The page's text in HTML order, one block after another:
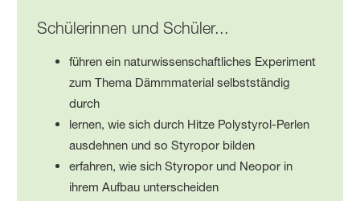
Schülerinnen und Schüler...
führen ein naturwissenschaftliches Experiment
zum Thema Dämmmaterial selbstständig
durch
lernen, wie sich durch Hitze Polystyrol-Perlen
ausdehnen und so Styropor bilden
erfahren, wie sich Styropor und Neopor in
ihrem Aufbau unterscheiden